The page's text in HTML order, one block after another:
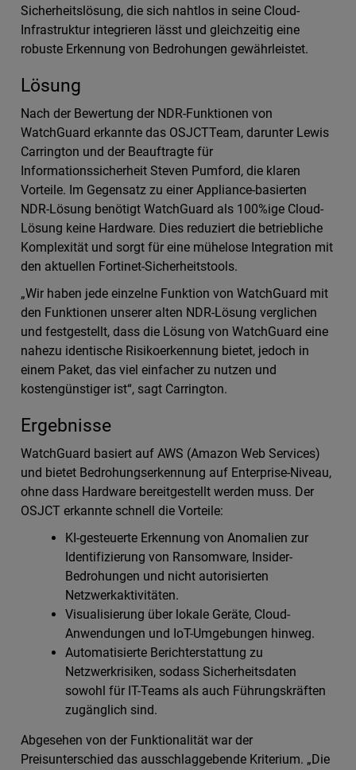
Sicherheitslösung, die sich nahtlos in seine Cloud-
Infrastruktur integrieren lässt und gleichzeitig eine
robuste Erkennung von Bedrohungen gewährleistet.
Lösung
Nach der Bewertung der NDR-Funktionen von
WatchGuard erkannte das OSJCTTeam, darunter Lewis
Carrington und der Beauftragte für
Informationssicherheit Steven Pumford, die klaren
Vorteile. Im Gegensatz zu einer Appliance-basierten
NDR-Lösung benötigt WatchGuard als 100%ige Cloud-
Lösung keine Hardware. Dies reduziert die betriebliche
Komplexität und sorgt für eine mühelose Integration mit
den aktuellen Fortinet-Sicherheitstools.
„Wir haben jede einzelne Funktion von WatchGuard mit
den Funktionen unserer alten NDR-Lösung verglichen
und festgestellt, dass die Lösung von WatchGuard eine
nahezu identische Risikoerkennung bietet, jedoch in
einem Paket, das viel einfacher zu nutzen und
kostengünstiger ist“, sagt Carrington.
Ergebnisse
WatchGuard basiert auf AWS (Amazon Web Services)
und bietet Bedrohungserkennung auf Enterprise-Niveau,
ohne dass Hardware bereitgestellt werden muss. Der
OSJCT erkannte schnell die Vorteile:
KI-gesteuerte Erkennung von Anomalien zur
Identifizierung von Ransomware, Insider-
Bedrohungen und nicht autorisierten
Netzwerkaktivitäten.
Visualisierung über lokale Geräte, Cloud-
Anwendungen und IoT-Umgebungen hinweg.
Automatisierte Berichterstattung zu
Netzwerkrisiken, sodass Sicherheitsdaten
sowohl für IT-Teams als auch Führungskräften
zugänglich sind.
Abgesehen von der Funktionalität war der
Preisunterschied das ausschlaggebende Kriterium. „Die